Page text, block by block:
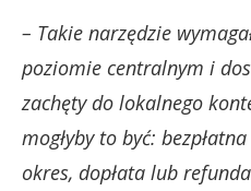
– Takie narzędzie
poziomie centralnym i
zachęty do lokalnego
mogłyby to być:
okres, dopłata lub